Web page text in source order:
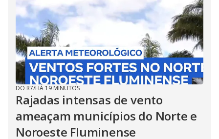
DO R7/HÁ 19 MINUTOS
Rajadas intensas de vento
ameaçam municípios do Norte e
Noroeste Fluminense